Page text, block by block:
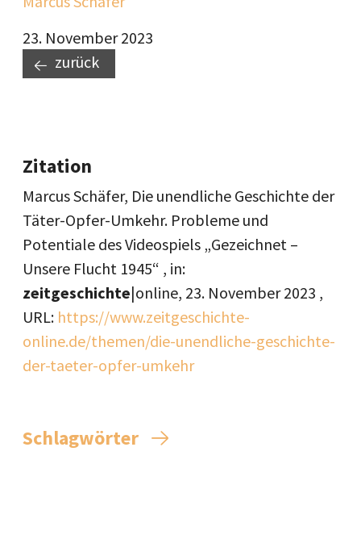
23. November 2023
zurück
Zitation
Marcus Schäfer, Die unendliche Geschichte der
Täter-Opfer-Umkehr. Probleme und
Potentiale des Videospiels „Gezeichnet –
Unsere Flucht 1945“ , in:
zeitgeschichte|online, 23. November 2023 ,
URL: https://www.zeitgeschichte-
online.de/themen/die-unendliche-geschichte-
der-taeter-opfer-umkehr
Schlagwörter